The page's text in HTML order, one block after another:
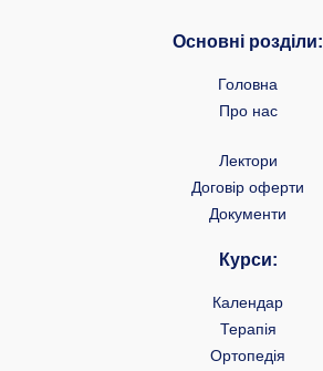
Основні розділи:
Головна
Про нас
Лектори
Договір оферти
Документи
Курси:
Календар
Терапія
Ортопедія